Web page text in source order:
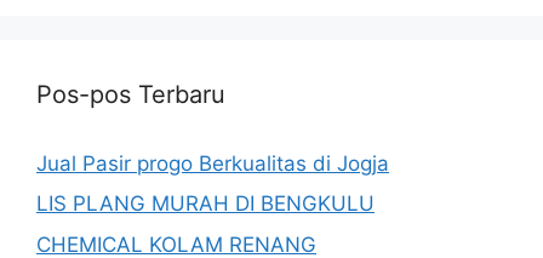
Pos-pos Terbaru
Jual Pasir progo Berkualitas di Jogja
LIS PLANG MURAH DI BENGKULU
CHEMICAL KOLAM RENANG